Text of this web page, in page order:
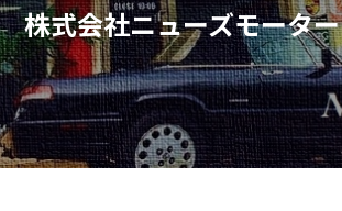
株式会社ニューズモーター